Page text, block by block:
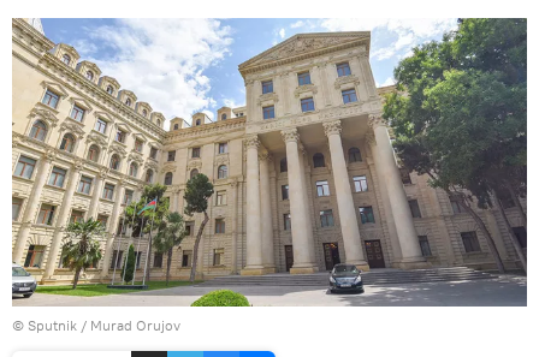
© Sputnik / Murad Orujov